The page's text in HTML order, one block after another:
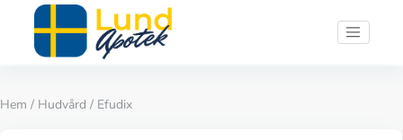
Hem / Hudvård / Efudix